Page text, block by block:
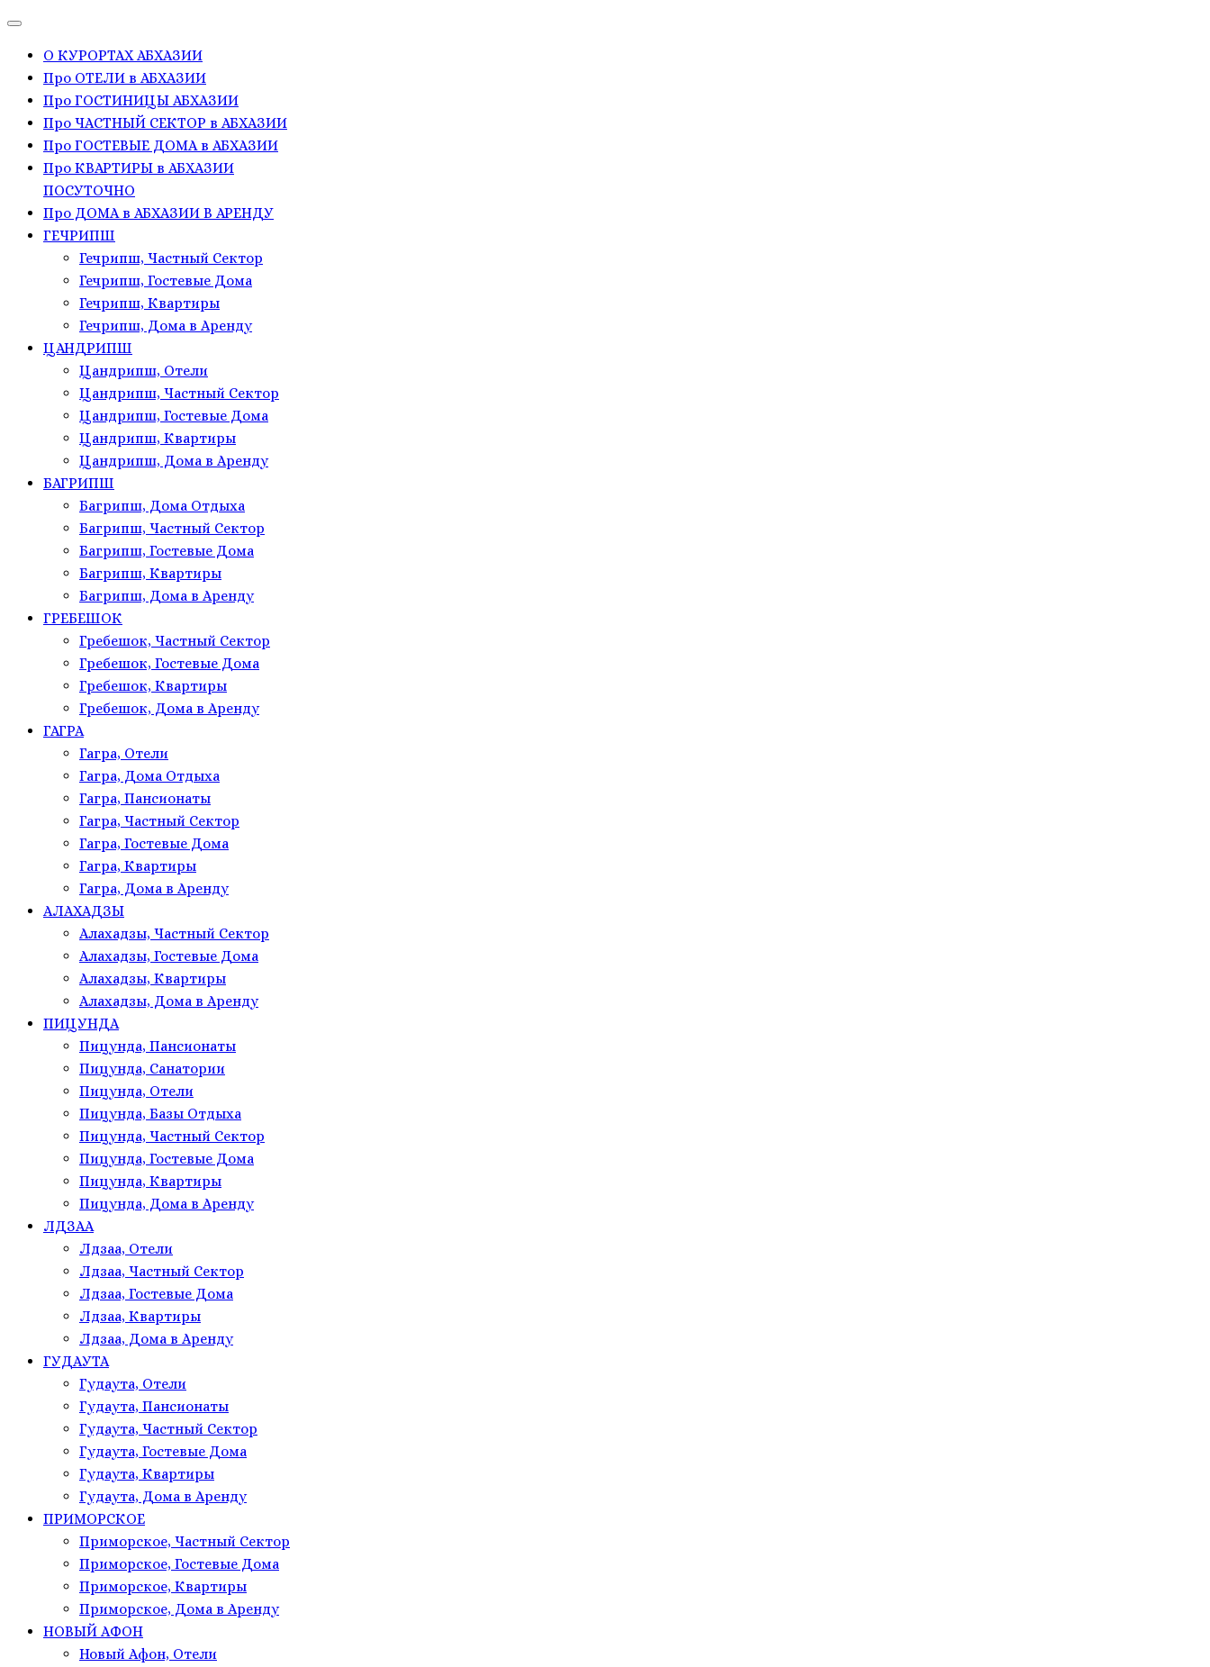
О КУРОРТАХ АБХАЗИИ
Про ОТЕЛИ в АБХАЗИИ
Про ГОСТИНИЦЫ АБХАЗИИ
Про ЧАСТНЫЙ СЕКТОР в АБХАЗИИ
Про ГОСТЕВЫЕ ДОМА в АБХАЗИИ
Про КВАРТИРЫ в АБХАЗИИ
ПОСУТОЧНО
Про ДОМА в АБХАЗИИ В АРЕНДУ
ГЕЧРИПШ
Гечрипш, Частный Сектор
Гечрипш, Гостевые Дома
Гечрипш, Квартиры
Гечрипш, Дома в Аренду
ЦАНДРИПШ
Цандрипш, Отели
Цандрипш, Частный Сектор
Цандрипш, Гостевые Дома
Цандрипш, Квартиры
Цандрипш, Дома в Аренду
БАГРИПШ
Багрипш, Дома Отдыха
Багрипш, Частный Сектор
Багрипш, Гостевые Дома
Багрипш, Квартиры
Багрипш, Дома в Аренду
ГРЕБЕШОК
Гребешок, Частный Сектор
Гребешок, Гостевые Дома
Гребешок, Квартиры
Гребешок, Дома в Аренду
ГАГРА
Гагра, Отели
Гагра, Дома Отдыха
Гагра, Пансионаты
Гагра, Частный Сектор
Гагра, Гостевые Дома
Гагра, Квартиры
Гагра, Дома в Аренду
АЛАХАДЗЫ
Алахадзы, Частный Сектор
Алахадзы, Гостевые Дома
Алахадзы, Квартиры
Алахадзы, Дома в Аренду
ПИЦУНДА
Пицунда, Пансионаты
Пицунда, Санатории
Пицунда, Отели
Пицунда, Базы Отдыха
Пицунда, Частный Сектор
Пицунда, Гостевые Дома
Пицунда, Квартиры
Пицунда, Дома в Аренду
ЛДЗАА
Лдзаа, Отели
Лдзаа, Частный Сектор
Лдзаа, Гостевые Дома
Лдзаа, Квартиры
Лдзаа, Дома в Аренду
ГУДАУТА
Гудаута, Отели
Гудаута, Пансионаты
Гудаута, Частный Сектор
Гудаута, Гостевые Дома
Гудаута, Квартиры
Гудаута, Дома в Аренду
ПРИМОРСКОЕ
Приморское, Частный Сектор
Приморское, Гостевые Дома
Приморское, Квартиры
Приморское, Дома в Аренду
НОВЫЙ АФОН
Новый Афон, Отели